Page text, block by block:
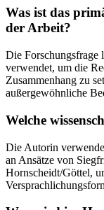
Was ist das
der Arbeit?
Die Forschungsfrage
verwendet, um die
Zusammenhang zu
außergewöhnliche
Welche
Die Autorin
an Ansätze von
Hornscheidt/Göttel,